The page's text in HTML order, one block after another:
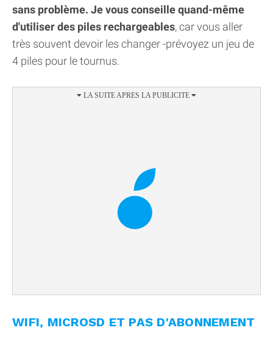
sans problème. Je vous conseille quand-même
d'utiliser des piles rechargeables, car vous aller
très souvent devoir les changer -prévoyez un jeu de
4 piles pour le tournus.
WIFI, MICROSD ET PAS D'ABONNEMENT